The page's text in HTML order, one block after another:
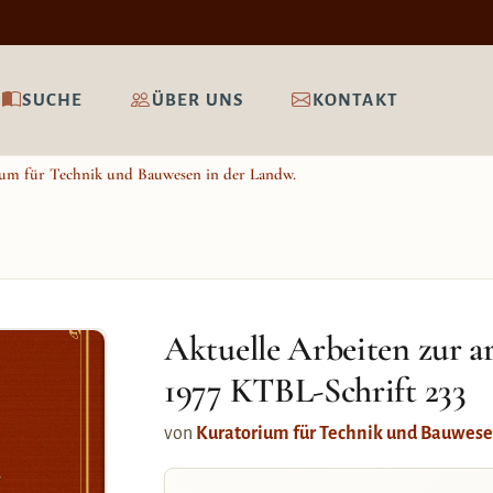
SUCHE ÜBER UNS KONTAKT
für Technik und Bauwesen in der Landw.
Aktuelle Arbeiten zur
1977 KTBL-Schrift 233
von Kuratorium für Technik und